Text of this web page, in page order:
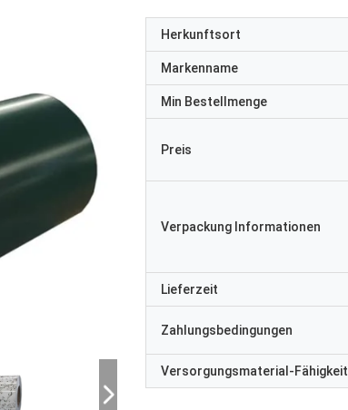
Herkunftsort
Markenname
Min Bestellmenge
Preis
Verpackung Informationen
Lieferzeit
Zahlungsbedingungen
Versorgungsmaterial-Fähigkeit